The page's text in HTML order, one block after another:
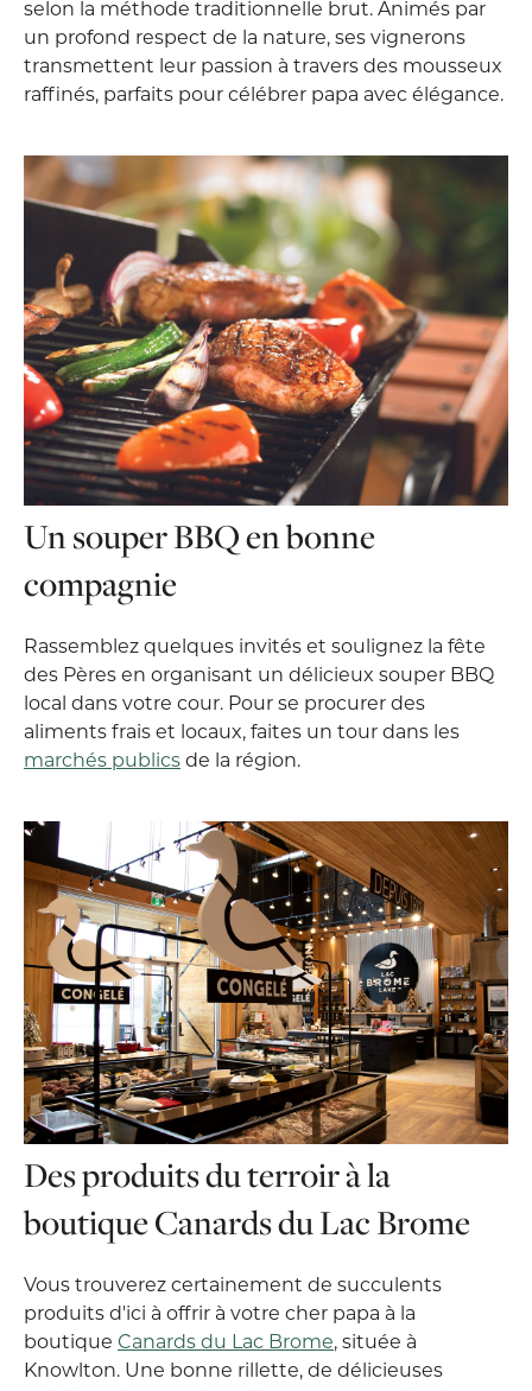
selon la méthode traditionnelle brut. Animés par
un profond respect de la nature, ses vignerons
transmettent leur passion à travers des mousseux
raffinés, parfaits pour célébrer papa avec élégance.
Un souper BBQ en bonne
compagnie
Rassemblez quelques invités et soulignez la fête
des Pères en organisant un délicieux souper BBQ
local dans votre cour. Pour se procurer des
aliments frais et locaux, faites un tour dans les
marchés publicsde la région.
Des produits du terroir à la
boutique Canards du Lac Brome
Vous trouverez certainement de succulents
produits d'ici à offrir à votre cher papa à la
boutique Canards du Lac Brome, située à
Knowlton. Une bonne rillette, de délicieuses